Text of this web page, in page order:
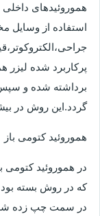
هموروئیدهای داخلی
استفاده از وسایل
پرکاربرد شده لیزر
برداشته شده و
گردد.این روش در
هموروئید کتومی باز
در هموروئید کتومی
که در روش بسته
در سمت چپ زده